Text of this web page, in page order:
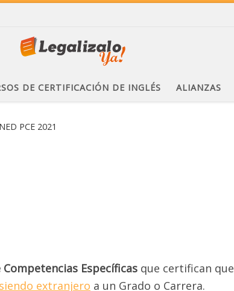
DE CERTIFICACIÓN DE INGLÉS ALIANZAS
PCE 2021
Competencias Específicas que certifican que
extranjero a un Grado o Carrera.